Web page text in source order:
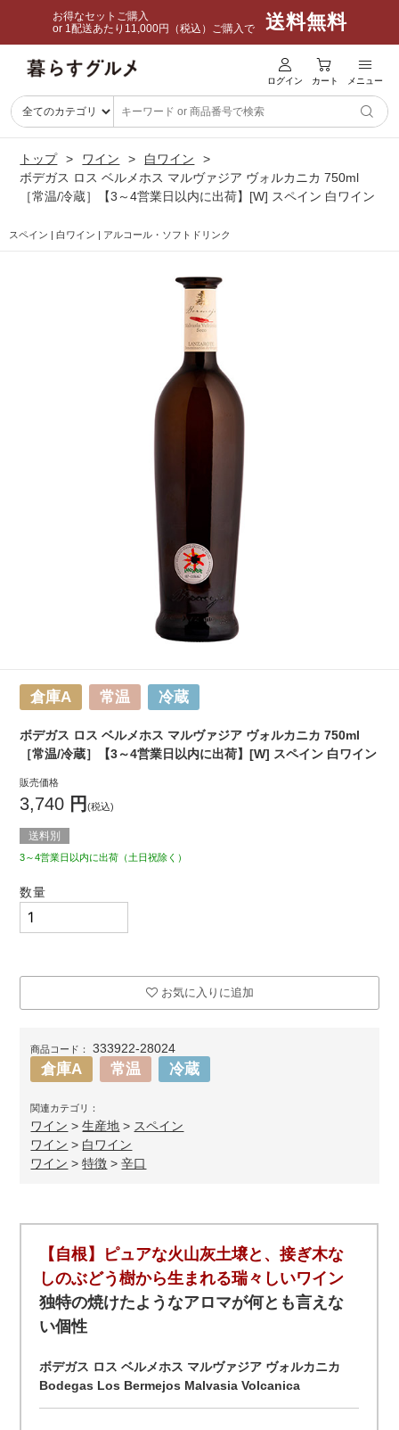
お得なセットご購入
or 1配送あたり11,000円（税込）ご購入で
送料無料
ログイン カート メニュー
トップ ワイン
白ワイン
ボデガス ロス ベルメホス マルヴァジア ヴォルカニカ 750ml
［常温/冷蔵］【3～4営業日以内に出荷】[W] スペイン 白ワイン
スペイン | 白ワイン | アルコール・ソフトドリンク
倉庫A 常温 冷蔵
ボデガス ロス ベルメホス マルヴァジア ヴォルカニカ 750ml
［常温/冷蔵］【3～4営業日以内に出荷】[W] スペイン 白ワイン
販売価格
3,740 円(税込)
送料別
3～4営業日以内に出荷（土日祝除く）
数量
お気に入りに追加
商品コード： 333922-28024
倉庫A 常温 冷蔵
関連カテゴリ：
ワイン >生産地 > スペイン
ワイン > 白ワイン
ワイン >特徴 >辛口
【自根】ピュアな火山灰土壌と、接ぎ木な
しのぶどう樹から生まれる瑞々しいワイン
独特の焼けたようなアロマが何とも言えな
い個性
ボデガス ロス ベルメホス マルヴァジア ヴォルカニカ
Bodegas Los Bermejos Malvasia Volcanica